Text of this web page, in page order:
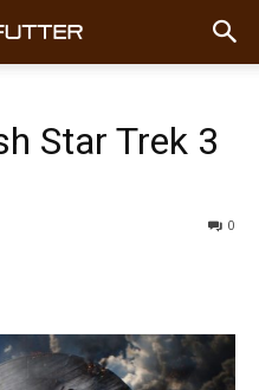
Star Trek 3
0